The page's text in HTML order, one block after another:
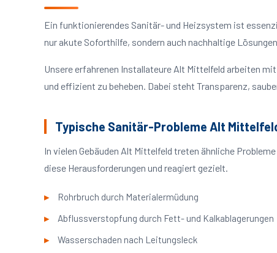
Ein funktionierendes Sanitär- und Heizsystem ist
nur akute Soforthilfe, sondern auch nachhaltige
Unsere erfahrenen Installateure Alt Mittelfeld arbeiten
und effizient zu beheben. Dabei steht Transparenz,
Typische Sanitär-Probleme Alt
In vielen Gebäuden Alt Mittelfeld treten ähnliche
diese Herausforderungen und reagiert gezielt.
Rohrbruch durch Materialermüdung
Abflussverstopfung durch Fett- und Kalkablagerungen
Wasserschaden nach Leitungsleck